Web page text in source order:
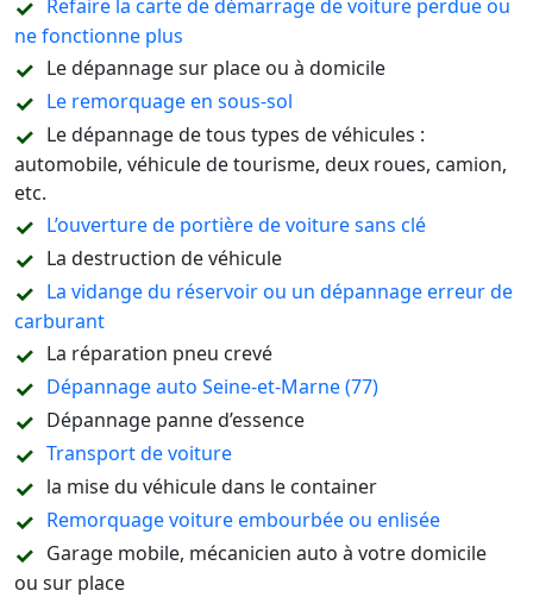
Refaire la carte de démarrage de voiture perdue ou
ne fonctionne plus
Le dépannage sur place ou à domicile
Le remorquage en sous-sol
Le dépannage de tous types de véhicules :
automobile, véhicule de tourisme, deux roues, camion,
etc.
L’ouverture de portière de voiture sans clé
La destruction de véhicule
La vidange du réservoir ou un dépannage erreur de
carburant
La réparation pneu crevé
Dépannage auto Seine-et-Marne (77)
Dépannage panne d’essence
Transport de voiture
la mise du véhicule dans le container
Remorquage voiture embourbée ou enlisée
Garage mobile, mécanicien auto à votre domicile
ou sur place